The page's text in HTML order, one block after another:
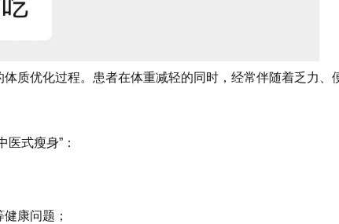
质优化过程。患者在体重减轻的同时，经常伴随着乏力
式瘦身”：
康问题；